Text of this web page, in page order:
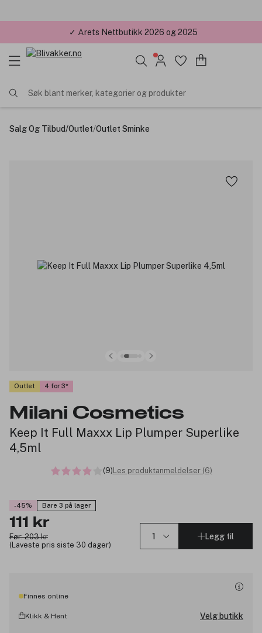
✓ Årets Nettbutikk 2026 og 2025
Søk blant merker, kategorier og produkter
Salg Og Tilbud/Outlet/Outlet Sminke
Outlet 4 for 3
Milani Cosmetics
Keep It Full Maxxx Lip Plumper Superlike
4,5ml
(9)Les produktanmeldelser (6)
-45% Bare 3 på lager
111 kr
Før: 203 kr
(Laveste pris siste 30 dager)
Legg til
Finnes online
Klikk & Hent Velg butikk